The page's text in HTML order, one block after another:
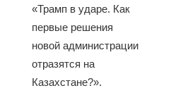
«Трамп в ударе. Как
первые решения
новой администрации
отразятся на
Казахстане?».